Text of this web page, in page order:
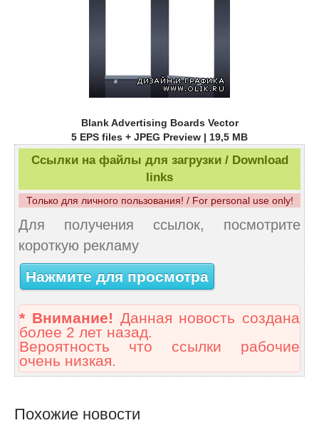
Blank Advertising Boards Vector
5 EPS files + JPEG Preview | 19,5 MB
Ссылки на файлы для загрузки / Download
links
Только для личного пользования! / For personal use only!
Для получения ссылок, посмотрите
короткую рекламу
Нажмите для просмотра
* Внимание! Данная новость создана
более 2 лет назад.
Вероятность что ссылки рабочие
очень низкая.
Похожие новости